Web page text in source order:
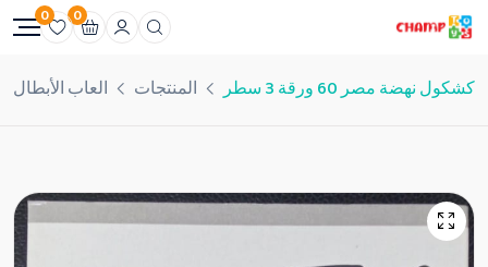
0
0
كشكول نهضة مصر 60 ورقة 3 سطر المنتجات العاب الأبطال